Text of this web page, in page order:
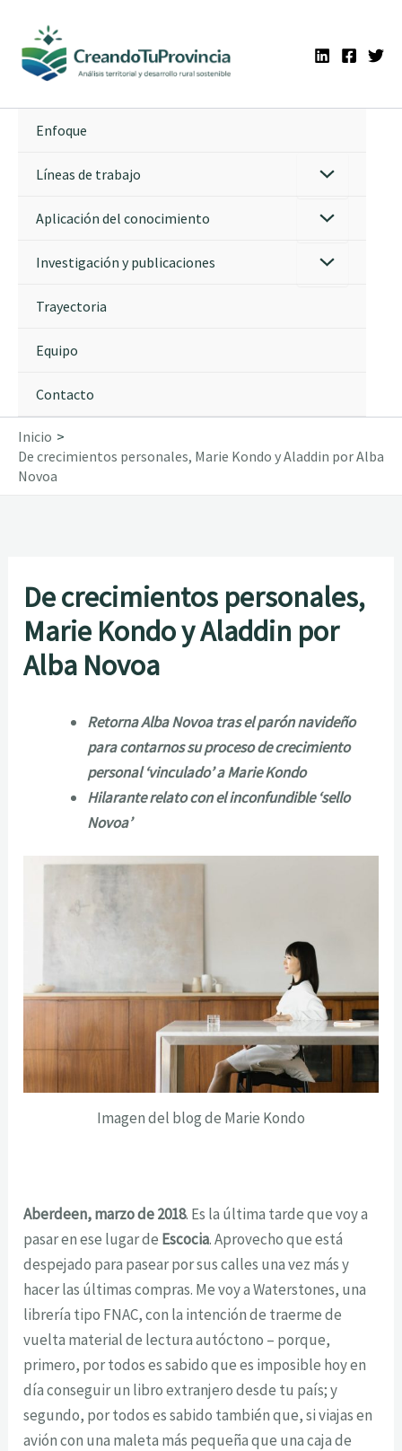
contenido
Enfoque
Líneas de trabajo
Aplicación del conocimiento
Investigación y publicaciones
Trayectoria
Equipo
Contacto
Inicio
De crecimientos personales, Marie Kondo y Aladdin por Alba
Novoa
De crecimientos personales,
Marie Kondo y Aladdin por
Alba Novoa
Retorna Alba Novoa tras el parón navideño
para contarnos su proceso de crecimiento
personal ‘vinculado’ a Marie Kondo
Hilarante relato con el inconfundible ‘sello
Novoa’
Imagen del blog de Marie Kondo
Aberdeen, marzo de 2018. Es la última tarde que voy a
pasar en ese lugar de Escocia. Aprovecho que está
despejado para pasear por sus calles una vez más y
hacer las últimas compras. Me voy a Waterstones, una
librería tipo FNAC, con la intención de traerme de
vuelta material de lectura autóctono – porque,
primero, por todos es sabido que es imposible hoy en
día conseguir un libro extranjero desde tu país; y
segundo, por todos es sabido también que, si viajas en
avión con una maleta más pequeña que una caja de